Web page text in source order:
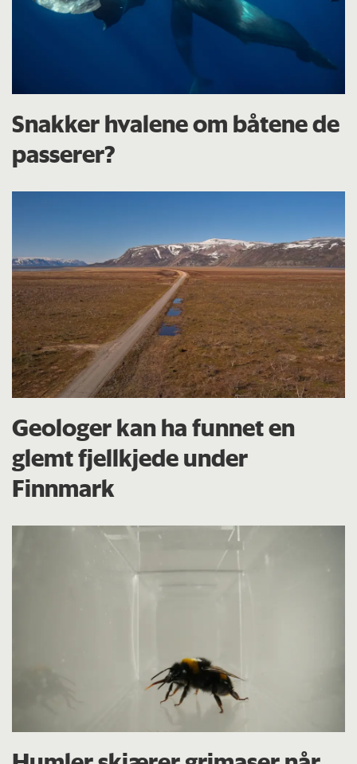
Snakker hvalene om båtene de
passerer?
Geologer kan ha funnet en
glemt fjellkjede under
Finnmark